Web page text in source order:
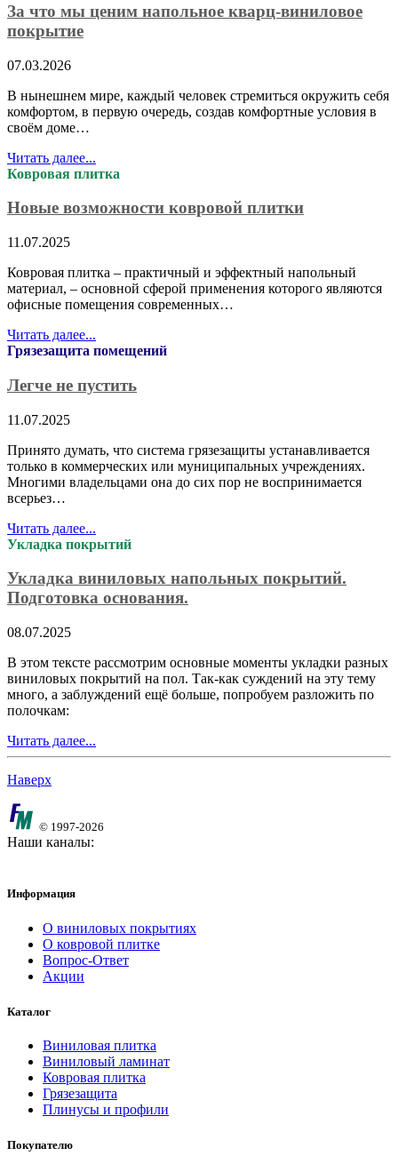
За что мы ценим напольное кварц-виниловое
покрытие
07.03.2026
В нынешнем мире, каждый человек стремиться окружить себя
комфортом, в первую очередь, создав комфортные условия в
своём доме…
Читать далее...
Ковровая плитка
Новые возможности ковровой плитки
11.07.2025
Ковровая плитка – практичный и эффектный напольный
материал, – основной сферой применения которого являются
офисные помещения современных…
Читать далее...
Грязезащита помещений
Легче не пустить
11.07.2025
Принято думать, что система грязезащиты устанавливается
только в коммерческих или муниципальных учреждениях.
Многими владельцами она до сих пор не воспринимается
всерьез…
Читать далее...
Укладка покрытий
Укладка виниловых напольных покрытий.
Подготовка основания.
08.07.2025
В этом тексте рассмотрим основные моменты укладки разных
виниловых покрытий на пол. Так-как суждений на эту тему
много, а заблуждений ещё больше, попробуем разложить по
полочкам:
Читать далее...
Наверх
© 1997-2026
Наши каналы:
Информация
О виниловых покрытиях
О ковровой плитке
Вопрос-Ответ
Акции
Каталог
Виниловая плитка
Виниловый ламинат
Ковровая плитка
Грязезащита
Плинусы и профили
Покупателю